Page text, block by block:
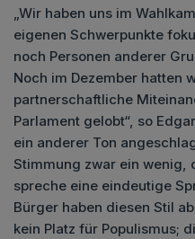
„Wir haben uns im
eigenen Schwerpunkte
noch Personen anderer
Noch im Dezember hatten
partnerschaftliche
Parlament gelobt“, so
ein anderer Ton
Stimmung zwar ein wenig,
spreche eine eindeutige
Bürger haben diesen Stil
kein Platz für Populismus;